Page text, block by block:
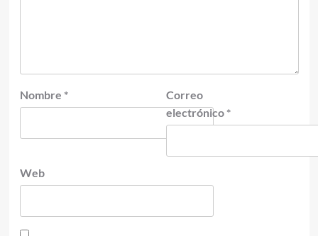
Nombre *
Correo
electrónico *
Web